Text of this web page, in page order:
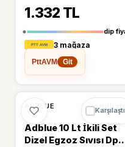
1.332 TL
dip
3 mağaza
PttAVM
Git
ADBLUE sınırlı
Adblue 10 Lt İkili Set
Dizel Egzoz Sıvısı Dpf